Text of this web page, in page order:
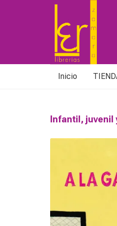
Inicio
Infantil,